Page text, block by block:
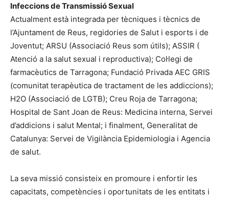
Infeccions de Transmissió Sexual
Actualment està integrada per tècniques i tècnics de
l’Ajuntament de Reus, regidories de Salut i esports i de
Joventut; ARSU (Associació Reus som útils); ASSIR (
Atenció a la salut sexual i reproductiva); Col·legi de
farmacèutics de Tarragona; Fundació Privada AEC GRIS
(comunitat terapèutica de tractament de les addiccions);
H2O (Associació de LGTB); Creu Roja de Tarragona;
Hospital de Sant Joan de Reus: Medicina interna, Servei
d’addicions i salut Mental; i finalment, Generalitat de
Catalunya: Servei de Vigilància Epidemiologia i Agencia
de salut.
La seva missió consisteix en promoure i enfortir les
capacitats, competències i oportunitats de les entitats i